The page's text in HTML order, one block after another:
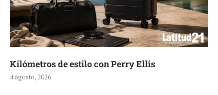
Kilómetros de estilo con Perry Ellis
4 agosto, 2026